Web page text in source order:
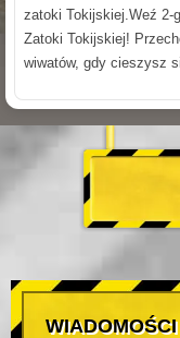
zatoki Tokijskiej.Weź 2-
Zatoki Tokijskiej!
wiwatów, gdy cieszysz
WIADOMOŚCI